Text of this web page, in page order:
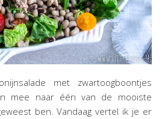
met zwartoogboontjes
mee naar één van de mooiste
ben. Vandaag vertel ik je er